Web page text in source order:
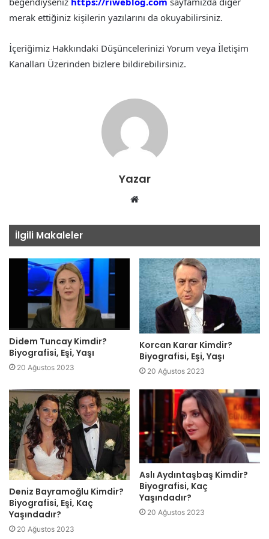
merak ettiğiniz kişilerin yazılarını da okuyabilirsiniz.
İçeriğimiz Hakkındaki Düşüncelerinizi Yorum veya İletişim
Kanalları Üzerinden bizlere bildirebilirsiniz.
Yazar
Web
İlgili Makaleler
Didem Tuncay Kimdir?
Biyografisi, Eşi, Yaşı
20 Ağustos 2023
Korcan Karar Kimdir?
Biyografisi, Eşi, Yaşı
20 Ağustos 2023
Deniz Bayramoğlu Kimdir?
Biyografisi, Eşi, Kaç
Yaşındadır?
20 Ağustos 2023
Aslı Aydıntaşbaş Kimdir?
Biyografisi, Kaç
Yaşındadır?
20 Ağustos 2023